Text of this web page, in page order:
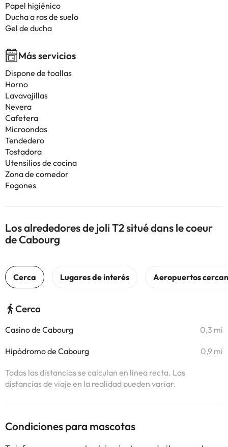
Papel higiénico
Ducha a ras de suelo
Gel de ducha
Más servicios
Dispone de toallas
Horno
Lavavajillas
Nevera
Cafetera
Microondas
Tendedero
Tostadora
Utensilios de cocina
Zona de comedor
Fogones
Los alrededores de joli T2 situé dans le coeur
de Cabourg
Cerca
Casino de Cabourg 0,3 mi
Hipódromo de Cabourg 0,9 mi
Todas las distancias se calculan en línea recta. Las
distancias de viaje en la realidad pueden variar.
Condiciones para mascotas